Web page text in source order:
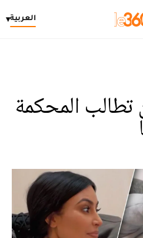
العربية▾
تطالب المحكمة